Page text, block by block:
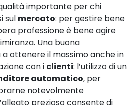
importante per chi
sul mercato: per gestire bene
professione è bene agire
Una buona
a ottenere il massimo anche in
con i clienti: l’utilizzo di un
automatico, per
notevolmente